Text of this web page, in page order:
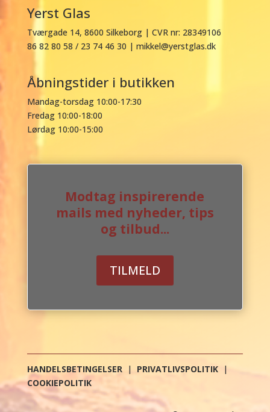
Yerst Glas
Tværgade 14, 8600 Silkeborg | CVR nr: 28349106
86 82 80 58 / 23 74 46 30 | mikkel@yerstglas.dk
Åbningstider i butikken
Mandag-torsdag 10:00-17:30
Fredag 10:00-18:00
Lørdag 10:00-15:00
Modtag inspirerende
mails med nyheder, tips
og tilbud...
TILMELD
HANDELSBETINGELSER| PRIVATLIVSPOLITIK|
COOKIEPOLITIK